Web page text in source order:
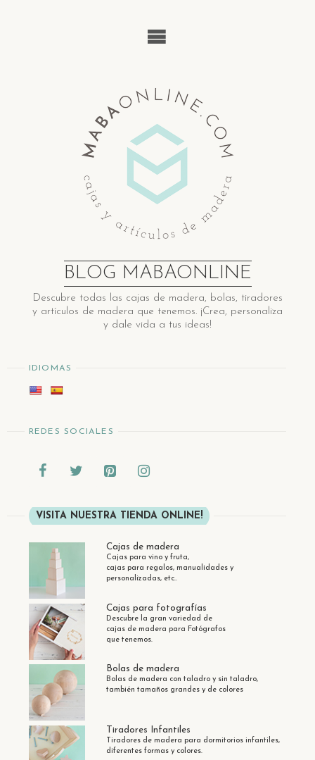
BLOG MABAONLINE
Descubre ​t​odas las cajas de madera​, bolas, tiradores
y artículos de madera ​q​ue tenemos. ¡Crea, personaliza
y dale vida a tus ideas!
IDIOMAS
REDES SOCIALES
VISITA NUESTRA TIENDA ONLINE!
Cajas de madera
Cajas para vino y fruta,
cajas para regalos, manualidades y
personalizadas, etc..
Cajas para fotografías
Descubre la gran variedad de
cajas de madera para Fotógrafos
que tenemos.
Bolas de madera
Bolas de madera con taladro y sin taladro,
también tamaños grandes y de colores
Tiradores Infantiles
Tiradores de madera para dormitorios infantiles,
diferentes formas y colores.